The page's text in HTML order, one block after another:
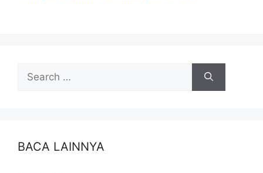
BACA LAINNYA